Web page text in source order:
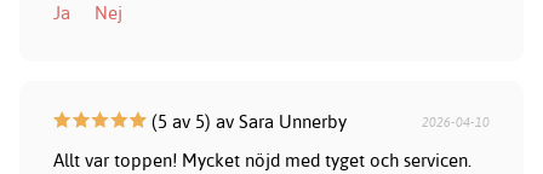
Ja
Nej
(5 av 5) av Sara Unnerby 2026-04-10
Allt var toppen! Mycket nöjd med tyget och servicen.